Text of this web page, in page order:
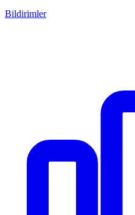
Bildirimler